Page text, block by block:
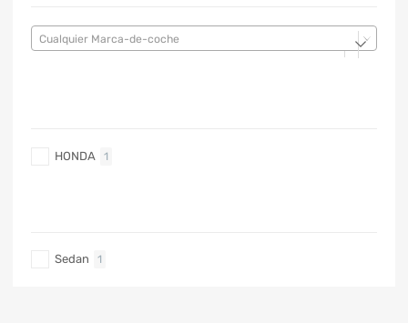
Cualquier Marca-de-coche
HONDA 1
Sedan 1